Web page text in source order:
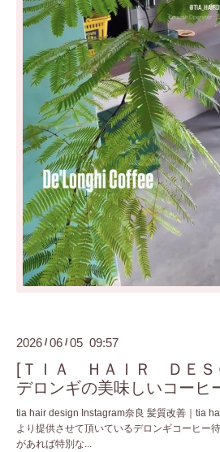
2026 /06 /05 09:57
[ＴＩＡ ＨＡＩＲ ＤＥＳ
デロンギの美味しいコーヒ
tia hair design Instagram奈良 髪質改善｜tia
より提供させて頂いているデロンギコーヒー
があれば特別な...